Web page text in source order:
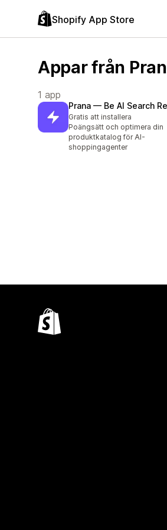
Shopify App Store
Appar från
1 app
Prana — Be AI Search
Gratis att installera
Poängsätt och optimera din
produktkatalog för AI-
shoppingagenter